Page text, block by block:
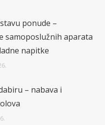
ponude –
samoposlužnih aparata
napitke
– nabava i